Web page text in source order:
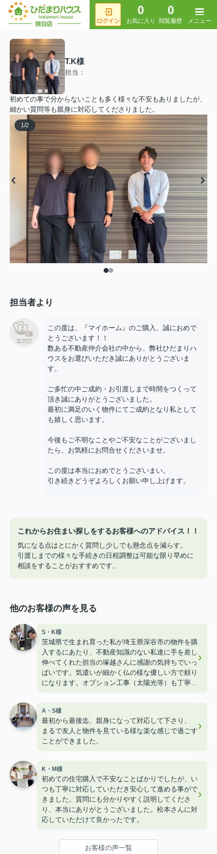
0
お気に入り
0
閲覧履歴 メニュー
T.K様
担当：
初めての事で分からないことも多く様々な不安もありましたが、
細かい質問等も親身に対応してくださりました。
1 /2
担当者より
この度は、『マイホーム』のご購入、誠におめで
とうございます！！
数ある不動産仲介会社の中から、弊社ひだまりハ
ウスをお選びいただき誠にありがとうございま
す。
ご多忙の中ご成約・お引渡しまで時間をつくって
頂き誠にありがとうございました。
最初に満足のいく物件にてご成約となり私として
も嬉しく思います。
今後もご不明なことやご不安なことがございまし
たら、お気軽にお問合せくださいませ。
この度は本当におめでとうございまい。
引き続きどうぞよろしくお願い申し上げます。
これからお住まい探しをするお客様へのアドバイス！！
気になる点はとにかく質問し少しでも懸念点を減らす。
引渡しまでの様々な手続きの日程調整は可能な限り早めに
相談をすることがおすすめです。
他のお客様の声を見る
S・K様
茨城県で生まれ育った私が埼玉県深谷市の物件を購
入するにあたり、不動産知識のない私達に手を差し
伸べてくれた担当の塚越さんに感謝の気持ちでいっ
ぱいです。気遣いが細かく仏の様な優しい方で頼り
になります。オプション工事（太陽光等）も丁寧に
A・S様
最初から最後迄、親身になって対応して下さり、
まるで友人と物件を見ている様な楽な感じで過ごす
ことができました。
K・M様
初めての住宅購入で不安なことばかりでしたが、い
つも丁寧に対応していただき安心して進める事がで
きました。質問にも分かりやすく説明してくださ
り、本当にありがとうございました。松本さんに対
応していただけて良かったです。
お客様の声一覧